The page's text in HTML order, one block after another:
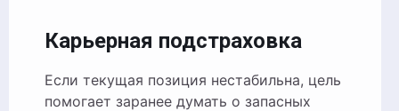
Карьерная подстраховка
Если текущая позиция нестабильна, цель
помогает заранее думать о запасных